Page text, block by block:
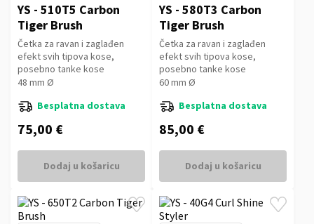
YS - 510T5 Carbon
Tiger Brush
Četka za ravan i zaglađen
efekt svih tipova kose,
posebno tanke kose
48 mm Ø
Besplatna dostava
75,00 €
Dodaj u košaricu
YS - 580T3 Carbon
Tiger Brush
Četka za ravan i zaglađen
efekt svih tipova kose,
posebno tanke kose
60 mm Ø
Besplatna dostava
85,00 €
Dodaj u košaricu